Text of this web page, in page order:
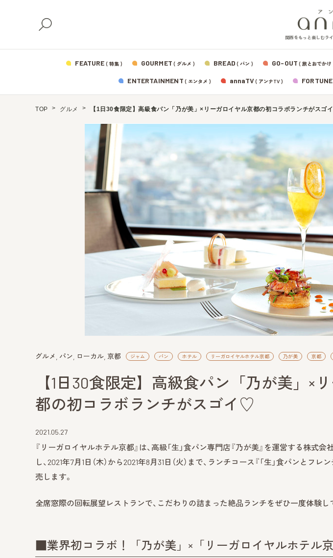
関西をもっと楽しむラ
FEATURE ( 特集 ) GOURMET ( グルメ ) BREAD ( パン ) GO-OUT ( 旅とおでかけ
ENTERTAINMENT ( エンタメ ) annaTV( アンナTV ) FORTUNE
TOP グルメ 【1日30食限定】高級食パン「乃が美」×リーガロイヤル京都の初コラボランチがスゴ
グルメ パン ローカル 京都 ジャム パン ホテル リーガロイヤルホテル京都 乃が美 京都
【1日30食限定】高級食パン「乃が美」×
都の初コラボランチがスゴイ♡
2021.05.27
『リーガロイヤルホテル京都』は、高級「生」食パン専門店『乃が美』を運営する株式
し、2021年7月1日（木）から2021年8月31日（火）まで、ランチコース『「生」食パンとフ
売します。
全席窓際の回転展望レストランで、こだわりの詰まった絶品ランチをぜひ一度体験し
■業界初コラボ！「乃が美」×「リーガロイヤルホテル京